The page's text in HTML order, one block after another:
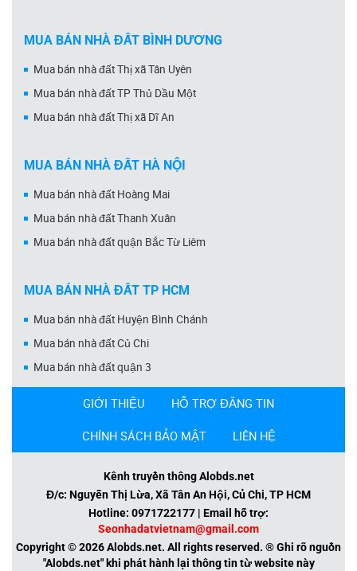
MUA BÁN NHÀ ĐẤT BÌNH DƯƠNG
Mua bán nhà đất Thị xã Tân Uyên
Mua bán nhà đất TP Thủ Dầu Một
Mua bán nhà đất Thị xã Dĩ An
MUA BÁN NHÀ ĐẤT HÀ NỘI
Mua bán nhà đất Hoàng Mai
Mua bán nhà đất Thanh Xuân
Mua bán nhà đất quận Bắc Từ Liêm
MUA BÁN NHÀ ĐẤT TP HCM
Mua bán nhà đất Huyện Bình Chánh
Mua bán nhà đất Củ Chi
Mua bán nhà đất quận 3
GIỚI THIỆU HỖ TRỢ ĐĂNG TIN
CHÍNH SÁCH BẢO MẬT LIÊN HỆ
Kênh truyền thông Alobds.net
Đ/c: Nguyễn Thị Lừa, Xã Tân An Hội, Củ Chi, TP HCM
Hotline: 0971722177 | Email hỗ trợ:
Seonhadatvietnam@gmail.com
Copyright © 2026 Alobds.net. All rights reserved. ® Ghi rõ nguồn
"Alobds.net" khi phát hành lại thông tin từ website này